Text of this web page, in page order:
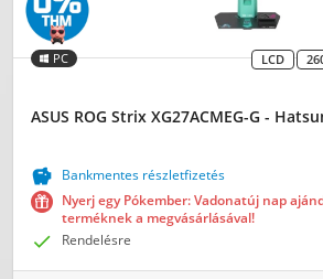
PC LCD
ASUS ROG Strix XG27ACMEG-G -
 Bankmentes részletfizetés
Nyerj egy Pókember: Vadonatúj nap
terméknek a megvásárlásával!
 Rendelésre